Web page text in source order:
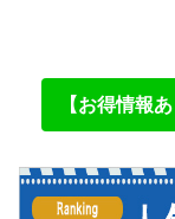
【お得情報